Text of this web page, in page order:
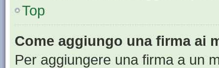
Top
Come aggiungo una firma ai
Per aggiungere una firma a un